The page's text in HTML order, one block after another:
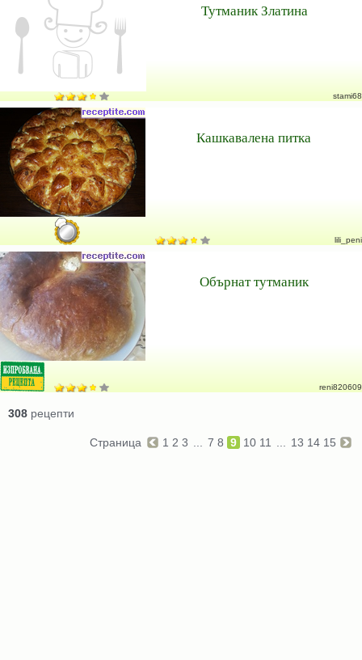
Тутманик Златина
stami68
Кашкавалена питка
lili_peni
Обърнат тутманик
reni820609
308 рецепти
Страница 1 2 3 7 8 9 10 11 13 14 15